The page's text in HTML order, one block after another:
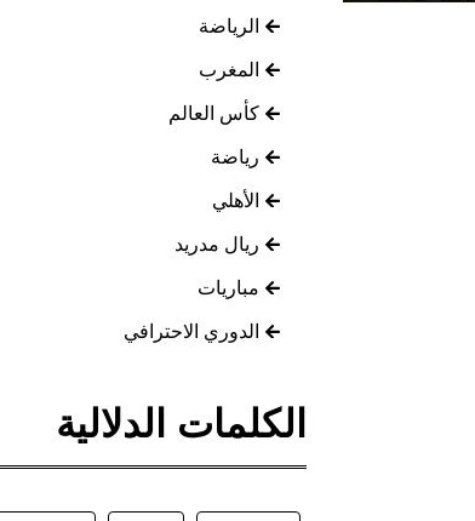
الرياضة
المغرب
كأس العالم
رياضة
الأهلي
ريال مدريد
مباريات
الدوري الاحترافي
الكلمات الدلالية